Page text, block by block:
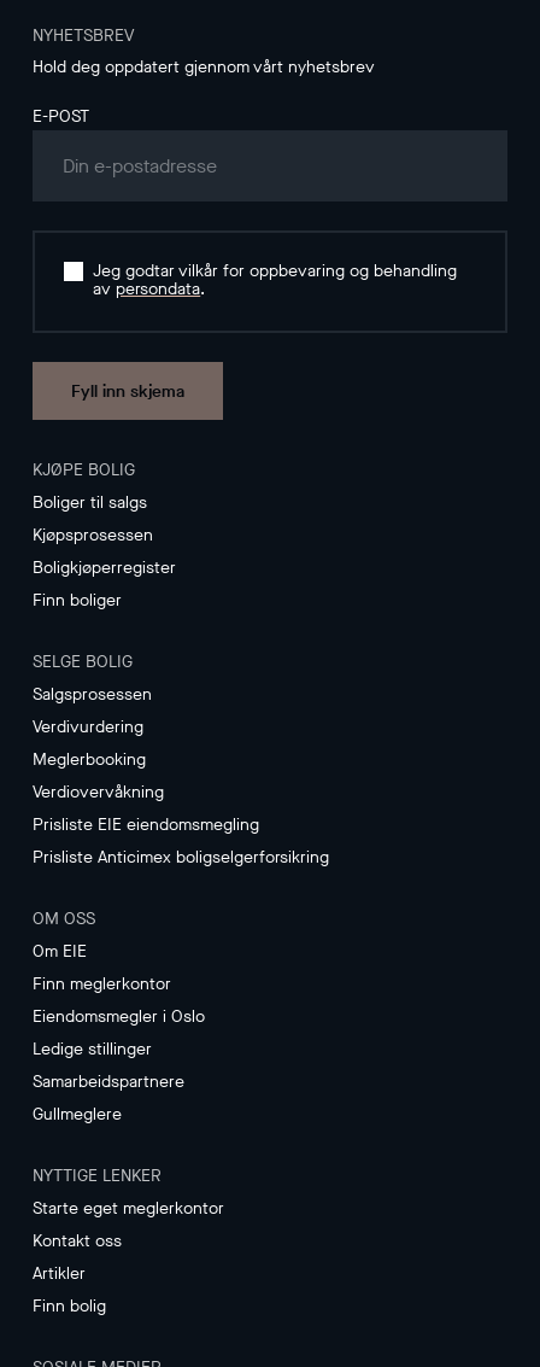
NYHETSBREV
Hold deg oppdatert gjennom vårt nyhetsbrev
E-POST
Jeg godtar vilkår for oppbevaring og behandling
av persondata.
Fyll inn skjema
KJØPE BOLIG
Boliger til salgs
Kjøpsprosessen
Boligkjøperregister
Finn boliger
SELGE BOLIG
Salgsprosessen
Verdivurdering
Meglerbooking
Verdiovervåkning
Prisliste EIE eiendomsmegling
Prisliste Anticimex boligselgerforsikring
OM OSS
Om EIE
Finn meglerkontor
Eiendomsmegler i Oslo
Ledige stillinger
Samarbeidspartnere
Gullmeglere
NYTTIGE LENKER
Starte eget meglerkontor
Kontakt oss
Artikler
Finn bolig